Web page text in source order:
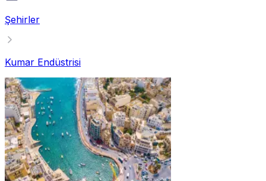
Şehirler
Kumar Endüstrisi